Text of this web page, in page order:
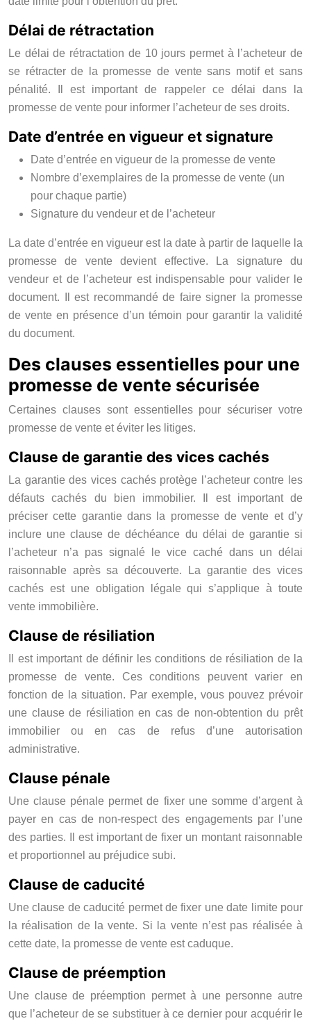
Délai de rétractation
Le délai de rétractation de 10 jours permet à l’acheteur de
se rétracter de la promesse de vente sans motif et sans
pénalité. Il est important de rappeler ce délai dans la
promesse de vente pour informer l’acheteur de ses droits.
Date d’entrée en vigueur et signature
Date d’entrée en vigueur de la promesse de vente
Nombre d’exemplaires de la promesse de vente (un
pour chaque partie)
Signature du vendeur et de l’acheteur
La date d’entrée en vigueur est la date à partir de laquelle la
promesse de vente devient effective. La signature du
vendeur et de l’acheteur est indispensable pour valider le
document. Il est recommandé de faire signer la promesse
de vente en présence d’un témoin pour garantir la validité
du document.
Des clauses essentielles pour une
promesse de vente sécurisée
Certaines clauses sont essentielles pour sécuriser votre
promesse de vente et éviter les litiges.
Clause de garantie des vices cachés
La garantie des vices cachés protège l’acheteur contre les
défauts cachés du bien immobilier. Il est important de
préciser cette garantie dans la promesse de vente et d’y
inclure une clause de déchéance du délai de garantie si
l’acheteur n’a pas signalé le vice caché dans un délai
raisonnable après sa découverte. La garantie des vices
cachés est une obligation légale qui s’applique à toute
vente immobilière.
Clause de résiliation
Il est important de définir les conditions de résiliation de la
promesse de vente. Ces conditions peuvent varier en
fonction de la situation. Par exemple, vous pouvez prévoir
une clause de résiliation en cas de non-obtention du prêt
immobilier ou en cas de refus d’une autorisation
administrative.
Clause pénale
Une clause pénale permet de fixer une somme d’argent à
payer en cas de non-respect des engagements par l’une
des parties. Il est important de fixer un montant raisonnable
et proportionnel au préjudice subi.
Clause de caducité
Une clause de caducité permet de fixer une date limite pour
la réalisation de la vente. Si la vente n’est pas réalisée à
cette date, la promesse de vente est caduque.
Clause de préemption
Une clause de préemption permet à une personne autre
que l’acheteur de se substituer à ce dernier pour acquérir le